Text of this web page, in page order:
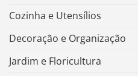
Cozinha e Utensílios
Decoração e Organização
Jardim e Floricultura